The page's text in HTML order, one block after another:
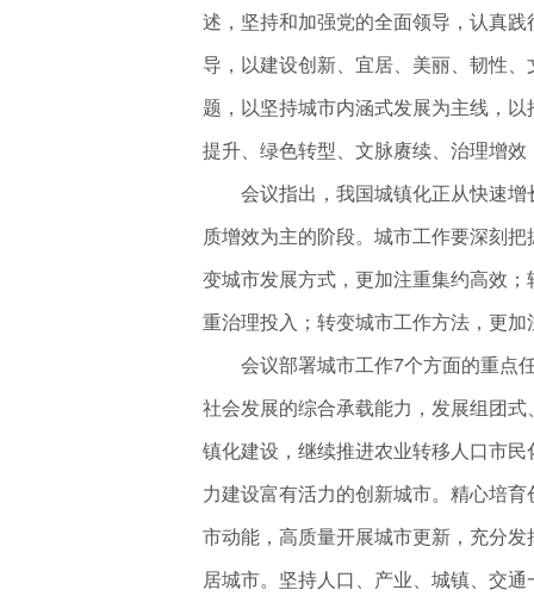
述，坚持和加强党的全面领导，认真
导，以建设创新、宜居、美丽、韧性
题，以坚持城市内涵式发展为主线，
提升、绿色转型、文脉赓续、治理增
会议指出，我国城镇化正从快速增
质增效为主的阶段。城市工作要深刻
变城市发展方式，更加注重集约高效
重治理投入；转变城市工作方法，更
会议部署城市工作7个方面的重点任
社会发展的综合承载能力，发展组团
镇化建设，继续推进农业转移人口市
力建设富有活力的创新城市。精心培
市动能，高质量开展城市更新，充分
居城市。坚持人口、产业、城镇、交